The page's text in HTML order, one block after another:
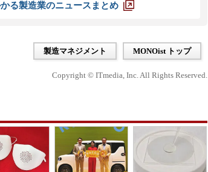
る製造業のニュースまとめ
製造マネジメント MONOist トップ
Copyright © ITmedia, Inc. All Rights Reserved.